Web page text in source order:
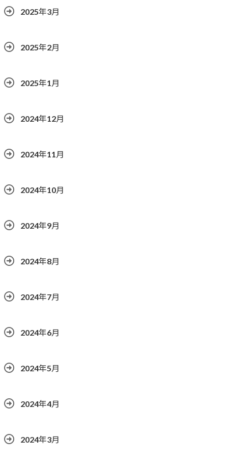
2025年3月
2025年2月
2025年1月
2024年12月
2024年11月
2024年10月
2024年9月
2024年8月
2024年7月
2024年6月
2024年5月
2024年4月
2024年3月